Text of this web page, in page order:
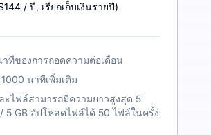
/ ปี, เรียกเก็บเงินรายปี)
ทีของการถอดความต่อเดือน
นาทีเพิ่มเติม
ะไฟล์สามารถมีความยาวสูงสุด 5
5 GB อัปโหลดไฟล์ได้ 50 ไฟล์ในครั้ง